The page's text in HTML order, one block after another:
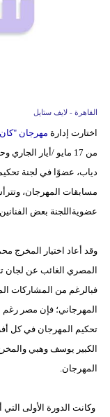
القاهرة - لايف ستايل
اختارت إدارة مهرجان
دياب، عضوًا في لجنة
مسابقات المهرجان،
عضويةاللجنة بعض
وقد أعاد اختيار المخرج
فبالرغم من المشاركات
المهرجاني؛ فإن مصر رغم
الكبير يوسف وهبي
المهرجان.
وكانت الدورة الأولى